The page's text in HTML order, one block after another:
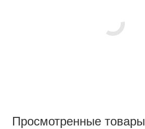
Просмотренные товары